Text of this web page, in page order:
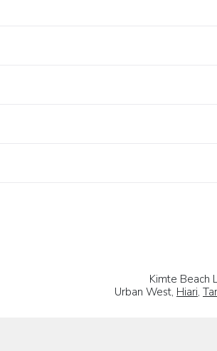
Kimte Beach
Urban West, Hiari,